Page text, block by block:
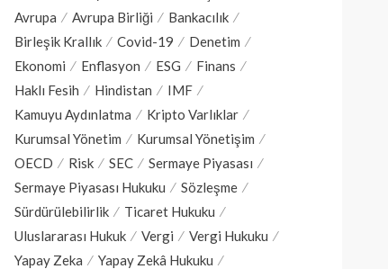
Avrupa
Avrupa Birliği
Bankacılık
Birleşik Krallık
Covid-19
Denetim
Ekonomi
Enflasyon ESG
Finans
Haklı Fesih
Hindistan
IMF
Kamuyu Aydınlatma
Kripto Varlıklar
Kurumsal Yönetim
Kurumsal Yönetişim
OECD
Risk SEC
Sermaye Piyasası
Sermaye Piyasası Hukuku
Sözleşme
Sürdürülebilirlik
Ticaret Hukuku
Uluslararası Hukuk
Vergi
Vergi Hukuku
Yapay Zeka
Yapay Zekâ Hukuku